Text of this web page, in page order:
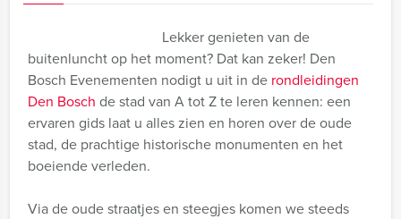
Lekker genieten van de
buitenluncht op het moment? Dat kan zeker! Den
Bosch Evenementen nodigt u uit in de rondleidingen
Den Bosch de stad van A tot Z te leren kennen: een
ervaren gids laat u alles zien en horen over de oude
stad, de prachtige historische monumenten en het
boeiende verleden.
Via de oude straatjes en steegjes komen we steeds